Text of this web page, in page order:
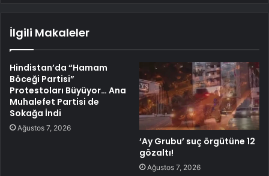
İlgili Makaleler
Hindistan’da “Hamam
Böceği Partisi”
Protestoları Büyüyor… Ana
Muhalefet Partisi de
Sokağa İndi
Ağustos 7, 2026
‘Ay Grubu’ suç örgütüne 12
gözaltı!
Ağustos 7, 2026